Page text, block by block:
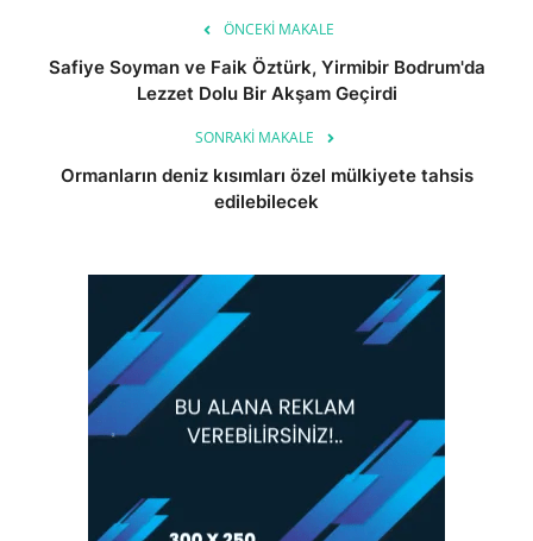
ÖNCEKI MAKALE
Safiye Soyman ve Faik Öztürk, Yirmibir Bodrum'da
Lezzet Dolu Bir Akşam Geçirdi
SONRAKI MAKALE
Ormanların deniz kısımları özel mülkiyete tahsis
edilebilecek